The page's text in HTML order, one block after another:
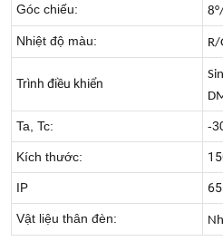
Góc chiếu:
Nhiệt độ màu: R/
Trình điều khiển
Ta, Tc: -
Kích thước:
IP 65
Vật liệu thân đèn: